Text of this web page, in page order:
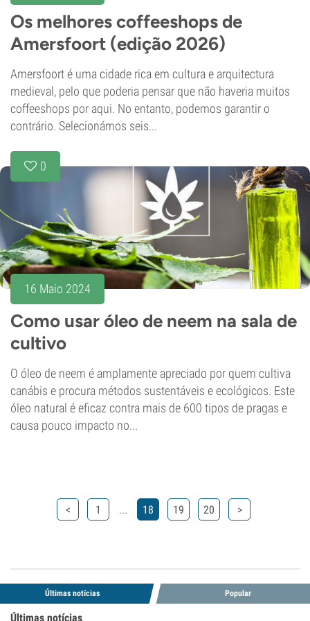
Os melhores coffeeshops de
Amersfoort (edição 2026)
Amersfoort é uma cidade rica em cultura e arquitectura
medieval, pelo que poderia pensar que não haveria muitos
coffeeshops por aqui. No entanto, podemos garantir o
contrário. Selecionámos seis...
0
16 Maio 2024
Como usar óleo de neem na sala de
cultivo
O óleo de neem é amplamente apreciado por quem cultiva
canábis e procura métodos sustentáveis e ecológicos. Este
óleo natural é eficaz contra mais de 600 tipos de pragas e
causa pouco impacto no...
< 1 ... 18 19 20 >
Últimas notícias Popular
Últimas notícias